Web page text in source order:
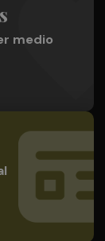
medio